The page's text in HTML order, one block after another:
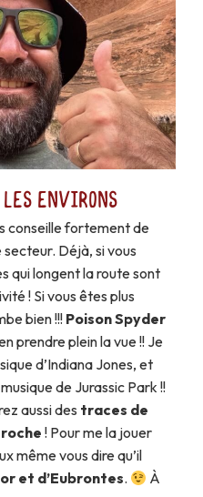
les environs
conseille fortement de
Déjà, si vous
qui longent la route sont
! Si vous êtes plus
bien !!! Poison Spyder
prendre plein la vue !! Je
d’Indiana Jones, et
de Jurassic Park !!
aussi des traces de
! Pour me la jouer
même vous dire qu’il
et d’Eubrontes.
À